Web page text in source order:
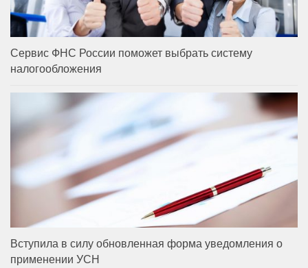
Сервис ФНС России поможет выбрать систему
налогообложения
Вступила в силу обновленная форма уведомления о
применении УСН